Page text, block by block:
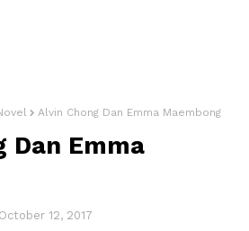
Alvin Chong Dan Emma Maembong
Dan Emma
12, 2017